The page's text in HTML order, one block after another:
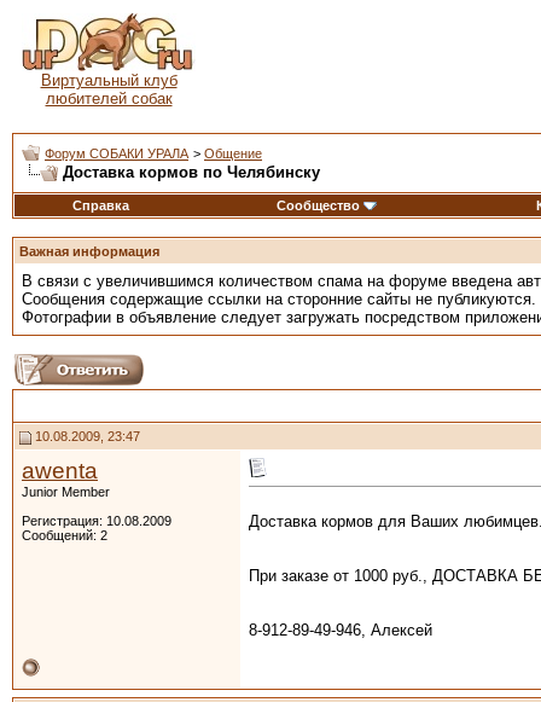
Виртуальный клуб
любителей собак
Форум СОБАКИ УРАЛА > Общение
Доставка кормов по Челябинску
Справка Сообщество
Важная информация
В связи с увеличившимся количеством спама на форуме введена
Сообщения содержащие ссылки на сторонние сайты не публикуются.
Фотографии в объявление следует загружать посредством
10.08.2009, 23:47
awenta
Junior Member
Регистрация: 10.08.2009
Сообщений: 2
Доставка кормов для Ваших
При заказе от 1000 руб., ДОСТАВКА
8-912-89-49-946, Алексей